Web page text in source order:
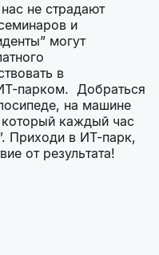
не страдают
и
могут
в
парком. Добраться
на машине
который каждый час
Приходи в ИТ-парк,
от результата!